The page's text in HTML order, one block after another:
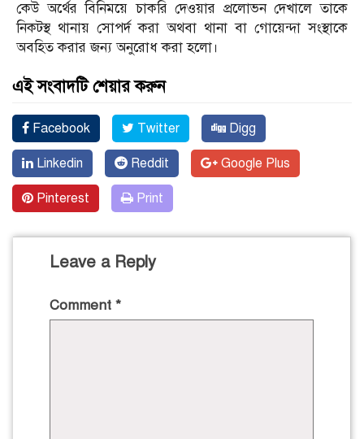
কেউ অর্থের বিনিময়ে চাকরি দেওয়ার প্রলোভন দেখালে তাকে
নিকটস্থ থানায় সোপর্দ করা অথবা থানা বা গোয়েন্দা সংস্থাকে
অবহিত করার জন্য অনুরোধ করা হলো।
এই সংবাদটি শেয়ার করুন
Facebook Twitter Digg
Linkedin Reddit Google Plus
Pinterest Print
Leave a Reply
Comment *